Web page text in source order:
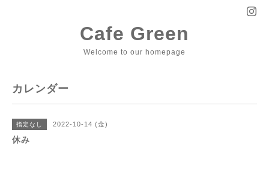
Cafe Green
Welcome to our homepage
カレンダー
指定なし 2022-10-14 (金)
休み